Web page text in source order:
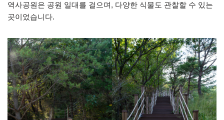
역사공원은 공원 일대를 걸으며, 다양한 식물도 관찰할 수 있는
곳이었습니다.